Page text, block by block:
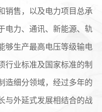
销售，以及电力项目总承
电力、通讯、新能源、轨
够生产最高电压等级输电
行业标准及国家标准的制
造细分领域，经过多年的
与外延式发展相结合的战